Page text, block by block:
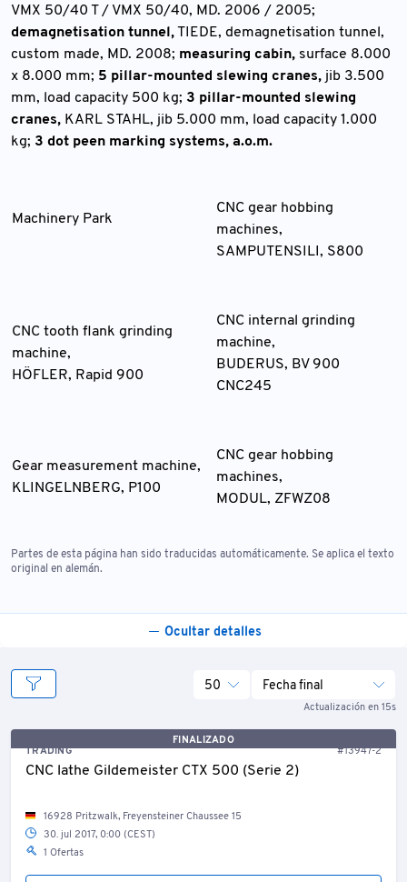
VMX 50/40 T / VMX 50/40, MD. 2006 / 2005;
demagnetisation tunnel,TIEDE, demagnetisation tunnel,
custom made, MD. 2008; measuring cabin, surface 8.000
x 8.000 mm; 5 pillar-mounted slewing cranes, jib 3.500
mm, load capacity 500 kg; 3 pillar-mounted slewing
cranes, KARL STAHL, jib 5.000 mm, load capacity 1.000
kg; 3 dot peen marking systems, a.o.m.
Machinery Park
CNC gear hobbing
machines,
SAMPUTENSILI, S800
CNC tooth flank grinding
machine,
HÖFLER, Rapid 900
CNC internal grinding
machine,
BUDERUS, BV 900
CNC245
Gear measurement machine,
KLINGELNBERG, P100
CNC gear hobbing
machines,
MODUL, ZFWZ08
Partes de esta página han sido traducidas automáticamente. Se aplica el texto
original en alemán.
Ocultar detalles
Actualización en 15s
50 Fecha final
FINALIZADO
TRADING
#13947-2
CNC lathe Gildemeister CTX 500 (Serie 2)
16928 Pritzwalk, Freyensteiner Chaussee 15
30. jul 2017, 0:00 (CEST)
1 Ofertas